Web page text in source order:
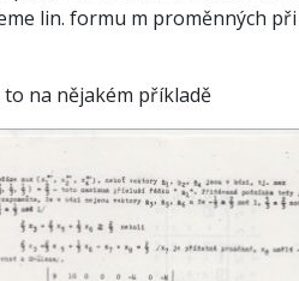
lin. formu m proměnných
na nějakém příkladě